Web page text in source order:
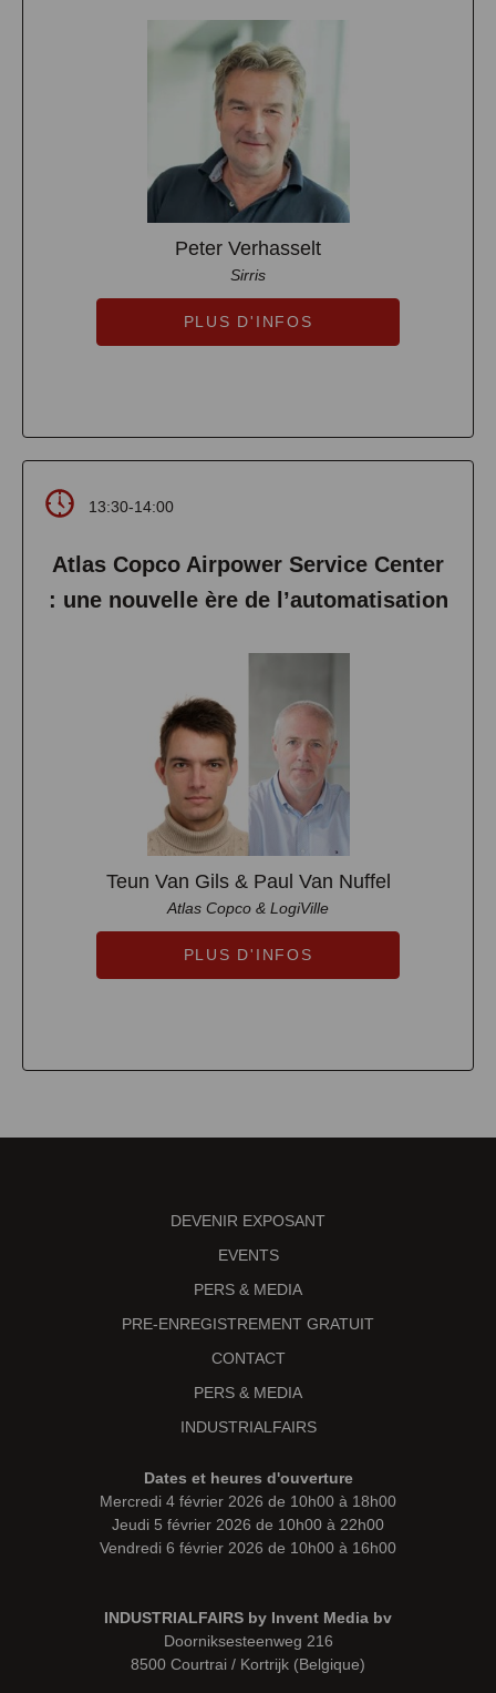
Peter Verhasselt
Sirris
PLUS D'INFOS
13:30-14:00
Atlas Copco Airpower Service Center
: une nouvelle ère de l’automatisation
Teun Van Gils & Paul Van Nuffel
Atlas Copco & LogiVille
PLUS D'INFOS
DEVENIR EXPOSANT
EVENTS
PERS & MEDIA
PRE-ENREGISTREMENT GRATUIT
CONTACT
PERS & MEDIA
INDUSTRIALFAIRS
Dates et heures d'ouverture
Mercredi 4 février 2026 de 10h00 à 18h00
Jeudi 5 février 2026 de 10h00 à 22h00
Vendredi 6 février 2026 de 10h00 à 16h00
INDUSTRIALFAIRS by Invent Media bv
Doorniksesteenweg 216
8500 Courtrai / Kortrijk (Belgique)